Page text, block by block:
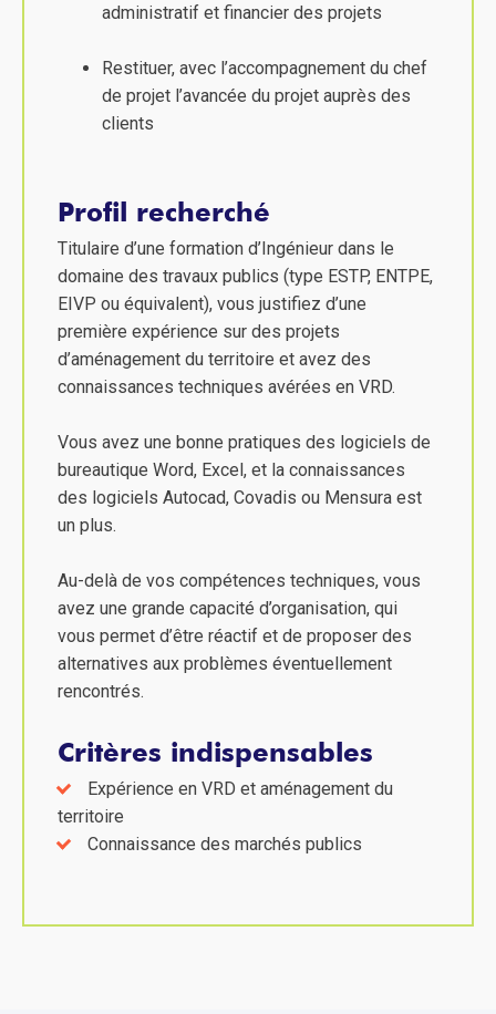
administratif et financier des projets
Restituer, avec l’accompagnement du chef
de projet l’avancée du projet auprès des
clients
Profil recherché
Titulaire d’une formation d’Ingénieur dans le
domaine des travaux publics (type ESTP, ENTPE,
EIVP ou équivalent), vous justifiez d’une
première expérience sur des projets
d’aménagement du territoire et avez des
connaissances techniques avérées en VRD.
Vous avez une bonne pratiques des logiciels de
bureautique Word, Excel, et la connaissances
des logiciels Autocad, Covadis ou Mensura est
un plus.
Au-delà de vos compétences techniques, vous
avez une grande capacité d’organisation, qui
vous permet d’être réactif et de proposer des
alternatives aux problèmes éventuellement
rencontrés.
Critères indispensables
Expérience en VRD et aménagement du
territoire
Connaissance des marchés publics